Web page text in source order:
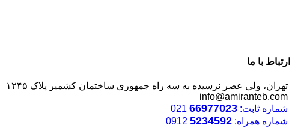
ارتباط با ما
تهران، ولی عصر نرسیده به سه راه جمهوری ساختمان کشمیر پلاک ۱۲۴۵
info@amiranteb.com
شماره ثابت: 66977023
شماره همراه: 5234592